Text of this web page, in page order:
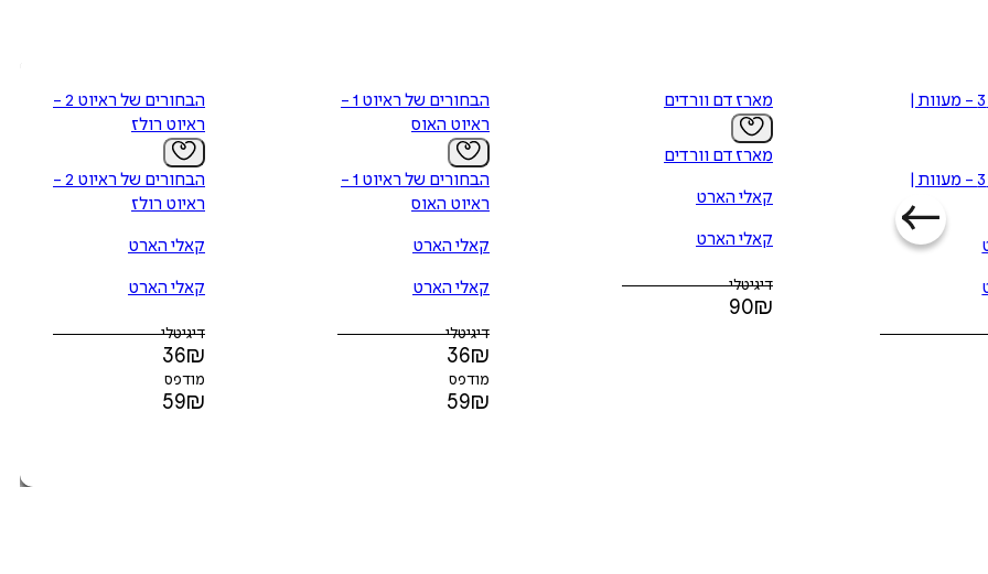
דם וורדים 3 - מעוות |
דם וורדים 3 - מעוות |
מארז דם וורדים
מארז דם וורדים
קאלי הארט
קאלי הארט
דיגיטלי
90₪
הבחורים של ראיוט 1 -
ראיוט האוס
הבחורים של ראיוט 1 -
ראיוט האוס
קאלי הארט
קאלי הארט
דיגיטלי
36₪
מודפס
59₪
הבחורים של ראיוט 2 -
ראיוט רולז
הבחורים של ראיוט 2 -
ראיוט רולז
קאלי הארט
קאלי הארט
דיגיטלי
36₪
מודפס
59₪